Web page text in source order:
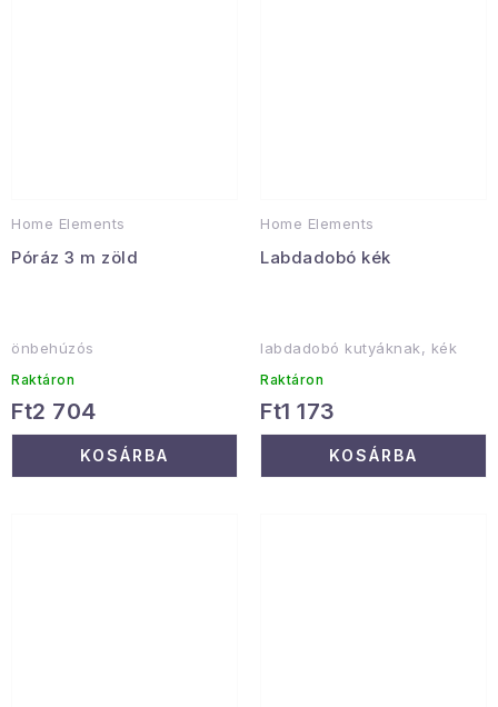
Home Elements
Póráz 3 m zöld
önbehúzós
Raktáron
Ft2 704
KOSÁRBA
Home Elements
Labdadobó kék
labdadobó kutyáknak, kék
Raktáron
Ft1 173
KOSÁRBA